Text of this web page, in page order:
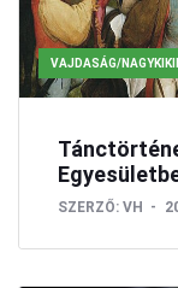
VAJDASÁG/
SZERZŐ: VH